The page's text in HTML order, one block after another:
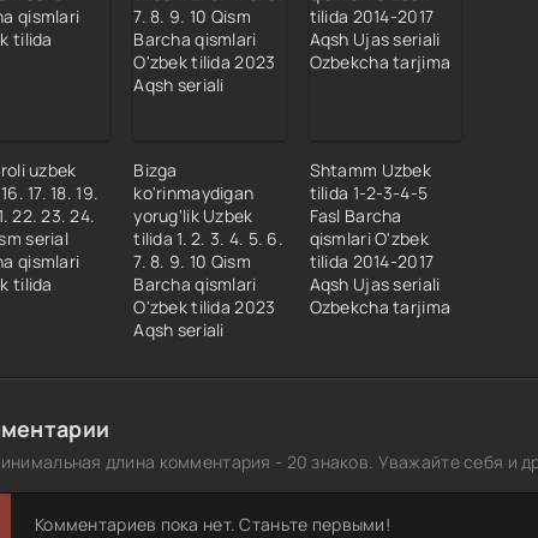
qism 3 fasl 7 qism
qism 3 fasl 8 qism
qism 3 fasl 9 qism
qism 4 fasl 1 qism
qism 4 fasl 2 qism
qism 4 fasl 3 qism
qism 4 fasl 4 qism
qism 4 fasl 5 qism
qism 4 fasl 6 qism
qism 4 fasl 9 qism
qism 4 fasl 10 qism
qism 4 fasl 11 qism
qism 4 fasl 12 qism
uzbek
17. 18. 19.
22. 23. 24.
serial
qismlari
tilida
Bizga
ko'rinmaydigan
yorug'lik Uzbek
tilida 1. 2. 3. 4. 5. 6.
7. 8. 9. 10 Qism
Barcha qismlari
O'zbek tilida 2023
Aqsh seriali
Shtamm Uzbek
tilida 1-2-3-4-5
Fasl Barcha
qismlari O'zbek
tilida 2014-2017
Aqsh Ujas seriali
Ozbekcha tarjima
длина комментария - 20 знаков. Уважайте себя и
Комментариев пока нет. Станьте первыми!